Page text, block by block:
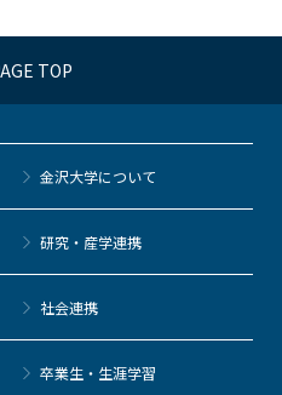
TOP
金沢大学について
研究・産学連携
社会連携
卒業生・生涯学習